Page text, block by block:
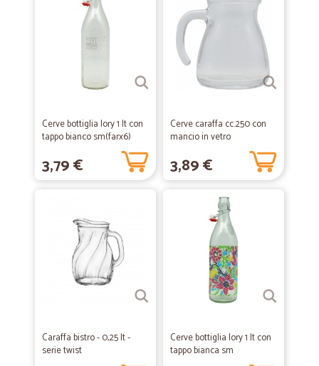
Cerve bottiglia lory 1 lt con
tappo bianco sm(farx6)
3,79 €
Cerve caraffa cc.250 con
mancio in vetro
3,89 €
Caraffa bistro - 0,25 lt -
serie twist
Cerve bottiglia lory 1 lt con
tappo bianca sm